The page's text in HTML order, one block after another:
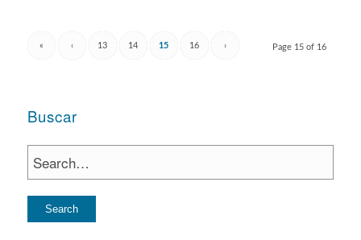
Page 15 of 16
« ‹ 13 14 15 16 ›
Buscar